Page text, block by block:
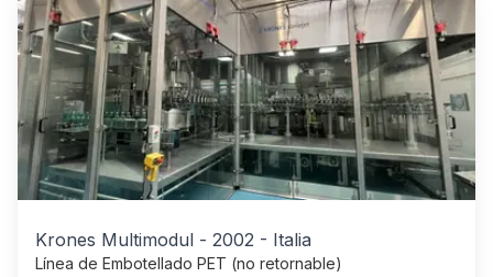
Krones Multimodul - 2002 - Italia
Línea de Embotellado PET (no retornable)